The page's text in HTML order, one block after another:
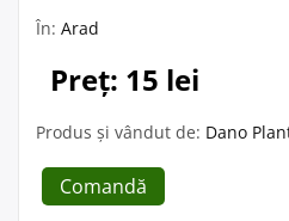
În: Arad
Preț: 15 lei
Produs și vândut de: Dano
Comandă